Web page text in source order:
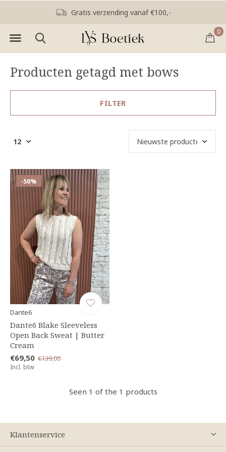
0
Gratis verzending vanaf €100,-
Producten getagd met bows
FILTER
-50%
Dante6
Dante6 Blake Sleeveless
Open Back Sweat | Butter
Cream
€69,50 €139,00
Incl. btw
Seen 1 of the 1 products
Klantenservice